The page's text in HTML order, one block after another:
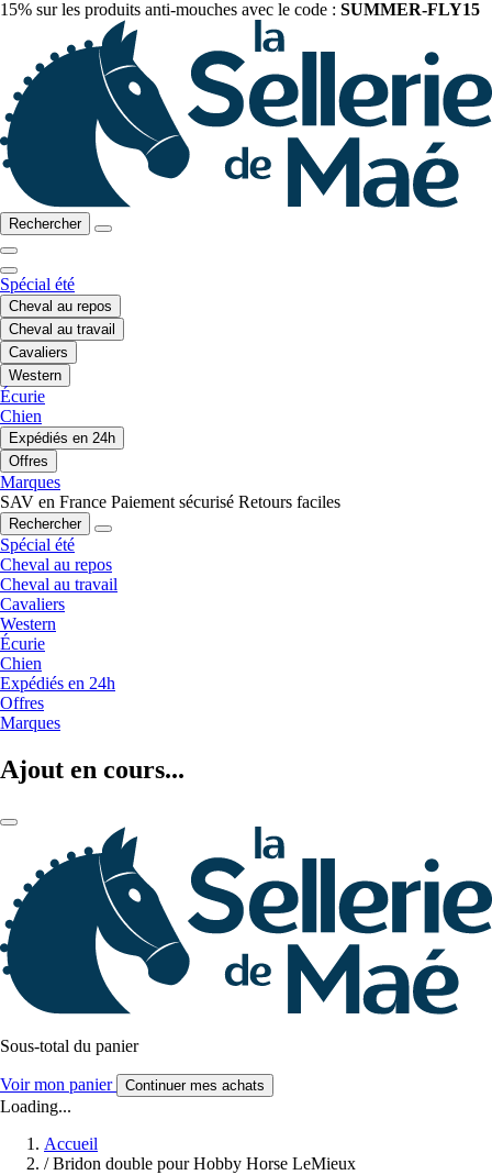
15% sur les produits anti-mouches avec le code : SUMMER-FLY15
Rechercher
Spécial été
Cheval au repos
Cheval au travail
Cavaliers
Western
Écurie
Chien
Expédiés en 24h
Offres
Marques
SAV en France Paiement sécurisé Retours faciles
Rechercher
Spécial été
Cheval au repos
Cheval au travail
Cavaliers
Western
Écurie
Chien
Expédiés en 24h
Offres
Marques
Ajout en cours...
Sous-total du panier
Voir mon panier Continuer mes achats
Loading...
Accueil
/ Bridon double pour Hobby Horse LeMieux